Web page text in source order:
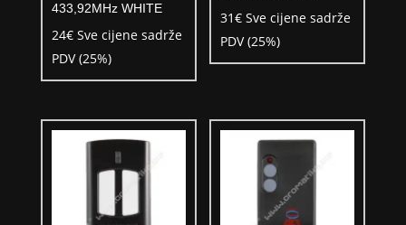
433,92MHz WHITE
24€ Sve cijene sadrže
PDV (25%)
31€ Sve cijene sadrže
PDV (25%)